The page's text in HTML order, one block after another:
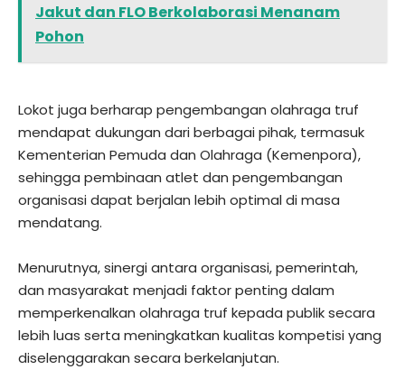
Jakut dan FLO Berkolaborasi Menanam
Pohon
Lokot juga berharap pengembangan olahraga truf
mendapat dukungan dari berbagai pihak, termasuk
Kementerian Pemuda dan Olahraga (Kemenpora),
sehingga pembinaan atlet dan pengembangan
organisasi dapat berjalan lebih optimal di masa
mendatang.
Menurutnya, sinergi antara organisasi, pemerintah,
dan masyarakat menjadi faktor penting dalam
memperkenalkan olahraga truf kepada publik secara
lebih luas serta meningkatkan kualitas kompetisi yang
diselenggarakan secara berkelanjutan.